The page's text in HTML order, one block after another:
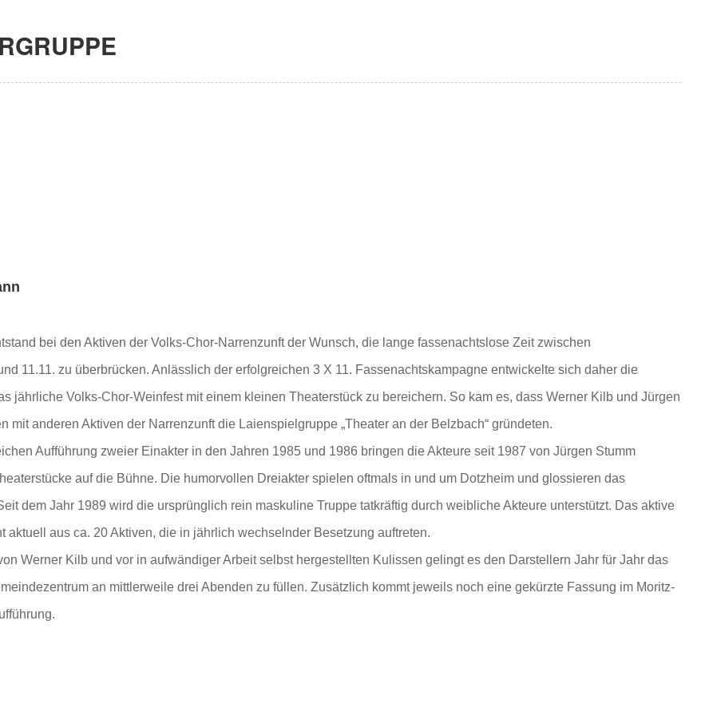
bei den Aktiven der Volks-Chor-Narrenzunft der Wunsch, die lange fassenachtslose Zeit zwischen
11.11. zu überbrücken. Anlässlich der erfolgreichen 3 X 11. Fassenachtskampagne entwickelte sich daher die
jährliche Volks-Chor-Weinfest mit einem kleinen Theaterstück zu bereichern. So kam es, dass Werner Kilb und Jürgen
mit anderen Aktiven der Narrenzunft die Laienspielgruppe „Theater an der Belzbach“ gründeten.
Aufführung zweier Einakter in den Jahren 1985 und 1986 bringen die Akteure seit 1987 von Jürgen Stumm
auf die Bühne. Die humorvollen Dreiakter spielen oftmals in und um Dotzheim und glossieren das
dem Jahr 1989 wird die ursprünglich rein maskuline Truppe tatkräftig durch weibliche Akteure unterstützt. Das aktive
aktuell aus ca. 20 Aktiven, die in jährlich wechselnder Besetzung auftreten.
Werner Kilb und vor in aufwändiger Arbeit selbst hergestellten Kulissen gelingt es den Darstellern Jahr für Jahr das
an mittlerweile drei Abenden zu füllen. Zusätzlich kommt jeweils noch eine gekürzte Fassung im Moritz-